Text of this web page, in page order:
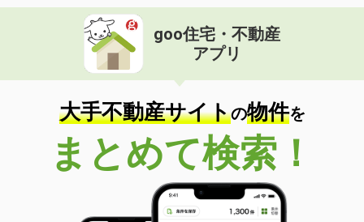
goo住宅・不動産
アプリ
大手不動産サイトの物件を
まとめて検索！